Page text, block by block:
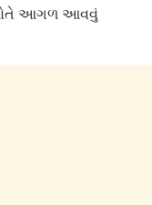
પોતે આગળ આવવું